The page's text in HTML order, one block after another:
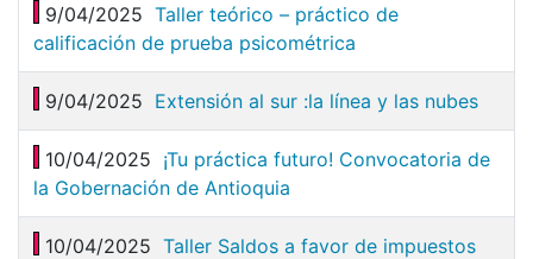
9/04/2025 Taller teórico – práctico de
calificación de prueba psicométrica
9/04/2025 Extensión al sur :la línea y las nubes
10/04/2025 ¡Tu práctica futuro! Convocatoria de
la Gobernación de Antioquia
10/04/2025 Taller Saldos a favor de impuestos